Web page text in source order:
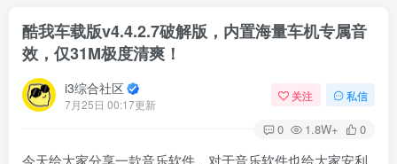
酷我车载版v4.4.2.7破解版，内置海量车机专属音
效，仅31M极度清爽！
i3综合社区
7月25日 00:17更新
关注 私信
0 1.8W+ 0
今天给大家分享一款音乐软件，对于音乐软件也给大家安利